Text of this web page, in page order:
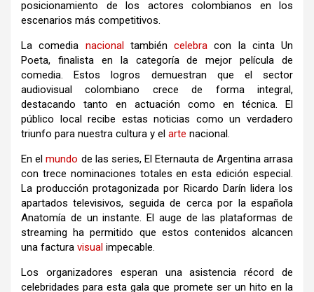
posicionamiento de los actores colombianos en los
escenarios más competitivos.
La comedia nacionaltambién celebra con la cinta Un
Poeta, finalista en la categoría de mejor película de
comedia. Estos logros demuestran que el sector
audiovisual colombiano crece de forma integral,
destacando tanto en actuación como en técnica. El
público local recibe estas noticias como un verdadero
triunfo para nuestra cultura y el arte nacional.
En elmundo de las series, El Eternauta de Argentina arrasa
con trece nominaciones totales en esta edición especial.
La producción protagonizada por Ricardo Darín lidera los
apartados televisivos, seguida de cerca por la española
Anatomía de un instante. El auge de las plataformas de
streaming ha permitido que estos contenidos alcancen
una factura visual impecable.
Los organizadores esperan una asistencia récord de
celebridades para esta gala que promete ser un hito en la